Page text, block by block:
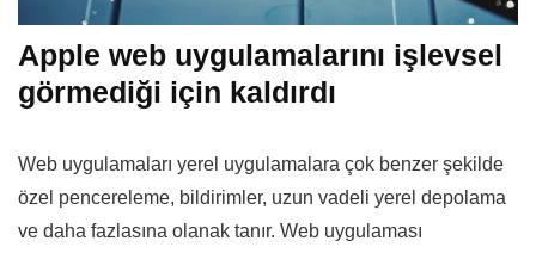
Apple web uygulamalarını işlevsel
görmediği için kaldırdı
Web uygulamaları yerel uygulamalara çok benzer şekilde
özel pencereleme, bildirimler, uzun vadeli yerel depolama
ve daha fazlasına olanak tanır. Web uygulaması